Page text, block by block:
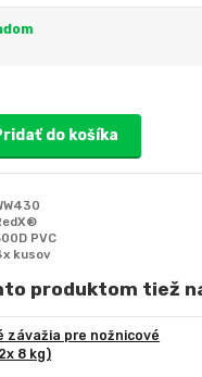
do košíka
PVC
kusov
produktom tiež
závažia pre nožnicové
8 kg)